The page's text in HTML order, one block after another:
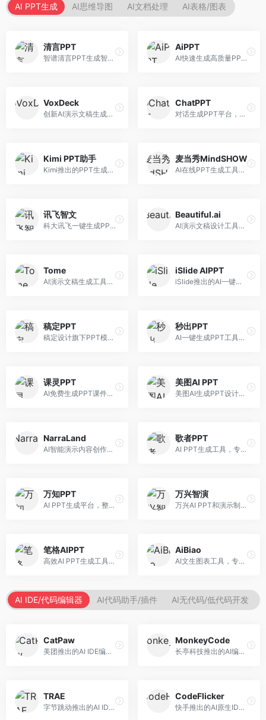
AI PPT生成 AI思维导图 AI文档处理 AI表格/图表
清言PPT
智谱清言PPT生成智能体，基于GLM大模型。面向智谱用户，支持对话生成PPT、内容优化等服务，与智谱生态深度整合。
AiPPT
AI快速生成高质量PPT平台，支持主题定制。面向职场人士和学生，提供一键生成、模板选择、内容优化等服务，PPT制作速度快，设计质量高。
VoxDeck
创新AI演示文稿生成工具，支持语音交互创作。面向职场人士，支持语音输入、PPT生成、内容优化等功能，语音创作体验便捷。
ChatPPT
对话生成PPT平台，支持自然语言交互创作。面向职场人士和教育工作者，通过对话方式完成PPT制作，交互体验友好，创作过程直观。
Kimi PPT助手
Kimi推出的PPT生成智能体，整合长文本处理能力。面向职场人士和学生，支持文档解析、PPT生成、内容优化等服务，与Kimi生态深度整合。
麦当秀MindSHOW
AI在线PPT生成工具，支持思维导图转PPT。面向职场人士，提供思维导图导入、PPT生成、模板选择等服务，思维导图转PPT效率高。
讯飞智文
科大讯飞一键生成PPT和Word工具，整合语音技术。面向职场人士，支持语音输入、文档生成、格式调整等功能，办公效率显著提升。
Beautiful.ai
AI演示文稿设计工具，专注于自动化设计排版。面向职场人士，提供智能排版、模板选择、设计优化等服务，设计美观度高。
Tome
AI演示文稿生成工具，专注于故事化演示创作。面向创业者和营销人员，提供故事叙述、视觉设计、内容生成等服务，演示文稿叙事性强。
iSlide AIPPT
iSlide推出的AI一键设计精美PPT工具。面向PPT设计用户，提供模板库、内容生成、设计优化等服务，与iSlide插件深度整合。
稿定PPT
稿定设计旗下PPT模板资源库，整合AI生成功能。面向设计师和职场人士，提供海量PPT模板、AI内容生成等服务，模板质量高。
秒出PPT
AI一键生成PPT工具，专注于快速演示文稿制作。面向职场人士，支持主题输入、内容生成、模板套用等功能，PPT生成速度快，适合紧急制作场景。
课灵PPT
AI免费生成PPT课件平台，专注于教育场景。面向教师和教育工作者，提供课件生成、教学设计、模板选择等服务，教育适配性强。
美图AI PPT
美图AI生成PPT设计工具，整合图像处理能力。面向设计师和职场人士，提供PPT生成、图片美化、设计优化等服务，视觉设计美观。
NarraLand
AI智能演示内容创作平台，专注于叙事演示。面向内容创作者，提供故事创作、演示生成、动画设计等服务，演示内容生动有趣。
歌者PPT
AI PPT生成工具，专注于演示文稿智能创作。面向职场人士，支持主题输入、内容生成、设计美化等功能，PPT制作效率高。
万知PPT
AI PPT生成平台，整合知识库与创作功能。面向职场人士，支持内容检索、PPT生成、设计优化等服务，知识整合能力强。
万兴智演
万兴AI PPT和演示制作软件，整合视频演示功能。面向职场人士和教育工作者，提供PPT生成、演示录制、视频制作等服务，演示功能完善。
笔格AIPPT
高效AI PPT生成工具，专注于演示文稿智能创作。面向职场人士，支持主题输入、内容生成、设计美化等功能，PPT制作效率高。
AiBiao
AI文生图表工具，专注于数据可视化展示。面向数据分析师和职场人士，提供图表生成、数据可视化、PPT嵌入等服务，数据展示专业。
AI IDE/代码编辑器 AI代码助手/插件 AI无代码/低代码开发
CatPaw
美团推出的AI IDE编程工具，专注于本地开发生态。面向开发者，提供智能代码补全、代码生成、项目管理等服务，本地开发体验好。
MonkeyCode
长亭科技推出的AI编程助手，专注于安全开发。面向开发者，提供代码生成、安全检测、漏洞修复等服务，安全开发能力强。
TRAE
字节跳动推出的AI IDE编程工具，深度集成大模型能力。面向开发者，提供智能代码补全、代码解释、重构优化等服务，编程效率显著提升。
CodeFlicker
快手推出的AI原生IDE，专注于短视频相关开发。面向快手生态开发者，提供代码生成、调试辅助等服务，与快手开发生态深度整合。